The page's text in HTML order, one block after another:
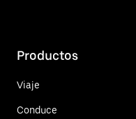
Productos
Viaje
Conduce